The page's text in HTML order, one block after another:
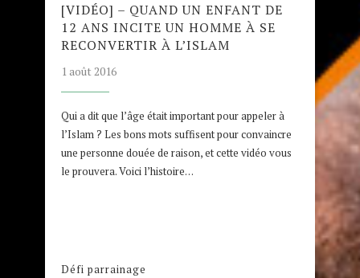
[VIDÉO] – QUAND UN ENFANT DE
12 ANS INCITE UN HOMME À SE
RECONVERTIR À L’ISLAM
1 août 2016
Qui a dit que l’âge était important pour appeler à
l’Islam ? Les bons mots suffisent pour convaincre
une personne douée de raison, et cette vidéo vous
le prouvera. Voici l’histoire…
Défi parrainage